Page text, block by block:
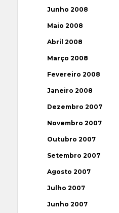
Junho 2008
Maio 2008
Abril 2008
Março 2008
Fevereiro 2008
Janeiro 2008
Dezembro 2007
Novembro 2007
Outubro 2007
Setembro 2007
Agosto 2007
Julho 2007
Junho 2007